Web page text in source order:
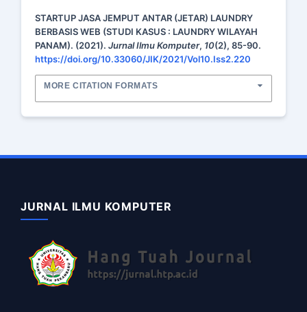
STARTUP JASA JEMPUT ANTAR (JETAR) LAUNDRY
BERBASIS WEB (STUDI KASUS : LAUNDRY WILAYAH
PANAM). (2021). Jurnal Ilmu Komputer, 10(2), 85-90.
https://doi.org/10.33060/JIK/2021/Vol10.Iss2.220
MORE CITATION FORMATS
JURNAL ILMU KOMPUTER